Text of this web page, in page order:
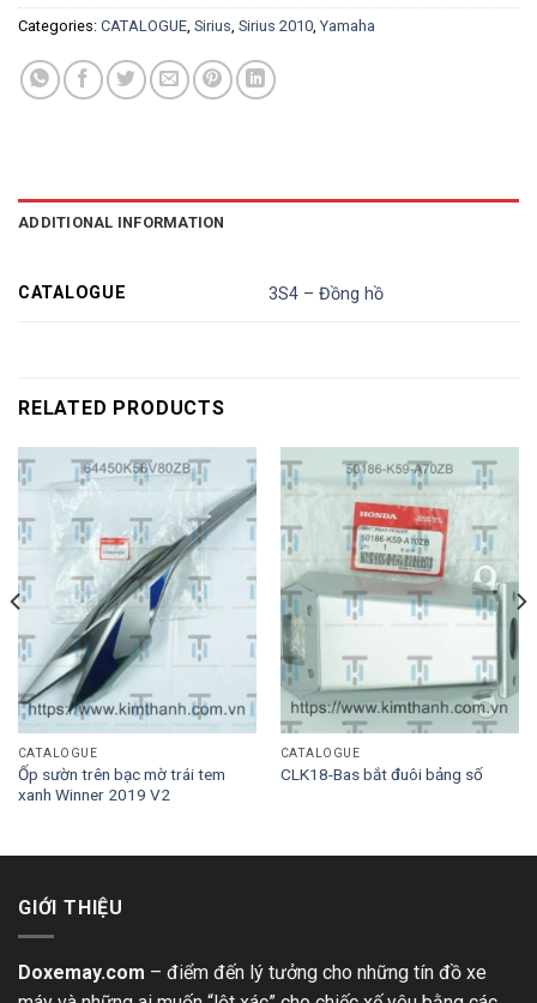
Categories: CATALOGUE, Sirius, Sirius 2010, Yamaha
ADDITIONAL INFORMATION
CATALOGUE 3S4 – Đồng hồ
RELATED PRODUCTS
CATALOGUE
Ốp sườn trên bạc mờ trái tem
xanh Winner 2019 V2
CATALOGUE
CLK18-Bas bắt đuôi bảng số
GIỚI THIỆU
Doxemay.com – điểm đến lý tưởng cho những tín đồ xe